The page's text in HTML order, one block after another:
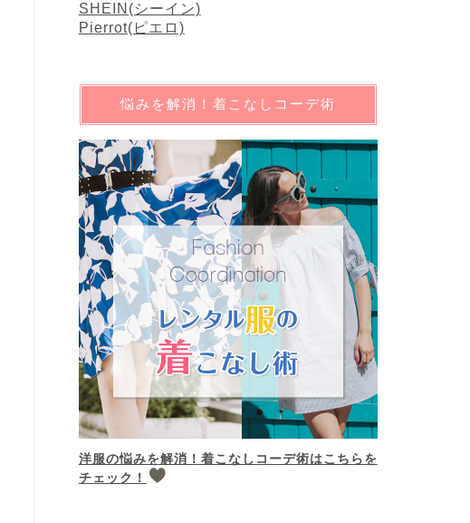
SHEIN(シーイン)
Pierrot(ピエロ)
悩みを解消！着こなしコーデ術
洋服の悩みを解消！着こなしコーデ術はこちらを
チェック！